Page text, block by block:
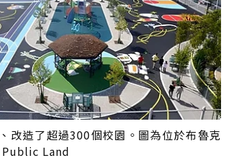
造了超過300個校園。圖為位於布魯克
Land